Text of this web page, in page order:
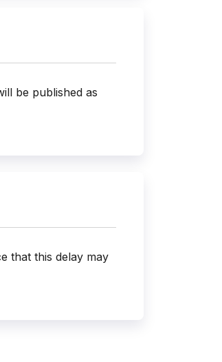
be published as
that this delay may